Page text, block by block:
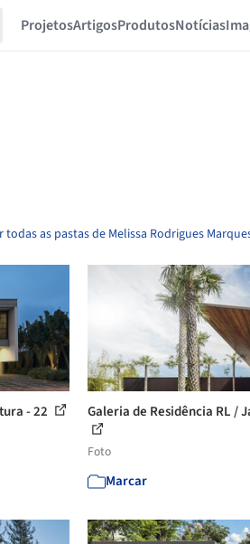
ProjetosArtigosProdutosNotícias
todas as pastas de Melissa Rodrigues
- 22 Galeria de Residência RL /
Foto
Marcar